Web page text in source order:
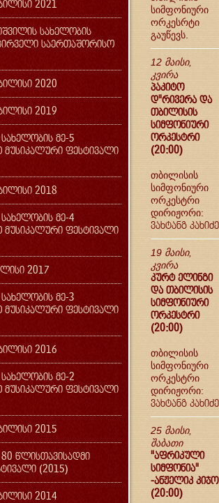
2021
სახელობის
საერთაშორისო
2020
2019
სახელობის მე-5
ფესტივალი
2018
სახელობის მე-4
ფესტივალი
2017
სახელობის მე-3
ფესტივალი
2016
სახელობის მე-2
ფესტივალი
2015
80 წლისთავისადმი
(2015)
2014
სიმფონიური
ორკესრტი
გაუწევს.
12 მაისი,
კვირა
პაკიტო
დ"რივერა და
თბილისის
სიმფონიური
ორკესტრი
(20:00)
თბილისის
სიმფონიური
ორკესტრი
დირიჟორი:
ვახტანგ კახიძე
19 მაისი,
კვირა
კურტ ელინგი
და თბილისის
სიმფონიური
ორკესტრი
(20:00)
თბილისის
სიმფონიური
ორკესტრი
დირიჟორი:
ვახტანგ კახიძე
25 მაისი,
შაბათი
"აფრიკული
სიმფონია"
-ანჟელიკ კიჯო
(20:00)